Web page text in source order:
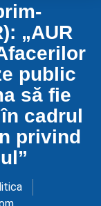
„AUR
public
să fie
cadrul
privind